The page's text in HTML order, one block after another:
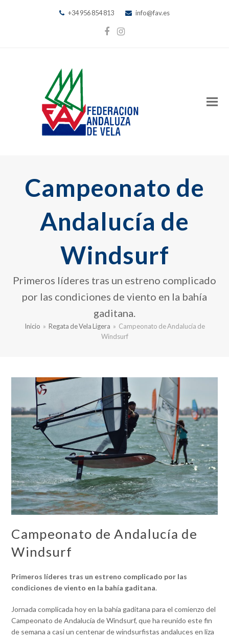
+34 956 854 813 info@fav.es
Facebook
Instagram
Campeonato de
Andalucía de
Windsurf
Primeros líderes tras un estreno complicado
por las condiciones de viento en la bahía
gaditana.
Inicio » Regata de Vela Ligera » Campeonato de Andalucía de
Windsurf
Campeonato de Andalucía de
Windsurf
Primeros líderes tras un estreno complicado por las
condiciones de viento en la bahía gaditana.
Jornada complicada hoy en la bahía gaditana para el comienzo del
Campeonato de Andalucía de Windsurf, que ha reunido este fin
de semana a casi un centenar de windsurfistas andaluces en liza